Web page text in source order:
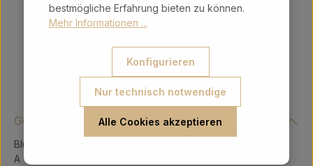
Gerry Intergeschenke Ges.m.b.H.
Blühnbachstraße 9
A - 5451 Tenneck
bestmögliche Erfahrung bieten zu können.
Mehr Informationen ...
Nur technisch notwendige
Konfigurieren
Alle Cookies akzeptieren